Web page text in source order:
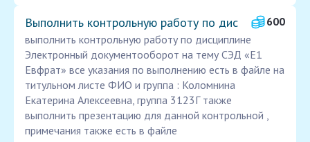
Выполнить контрольную работу по дис
600
выполнить контрольную работу по дисциплине
Электронный документооборот на тему СЭД «Е1
Евфрат» все указания по выполнению есть в файле на
титульном листе ФИО и группа : Коломнина
Екатерина Алексеевна, группа 3123Г также
выполнить презентацию для данной контрольной ,
примечания также есть в файле